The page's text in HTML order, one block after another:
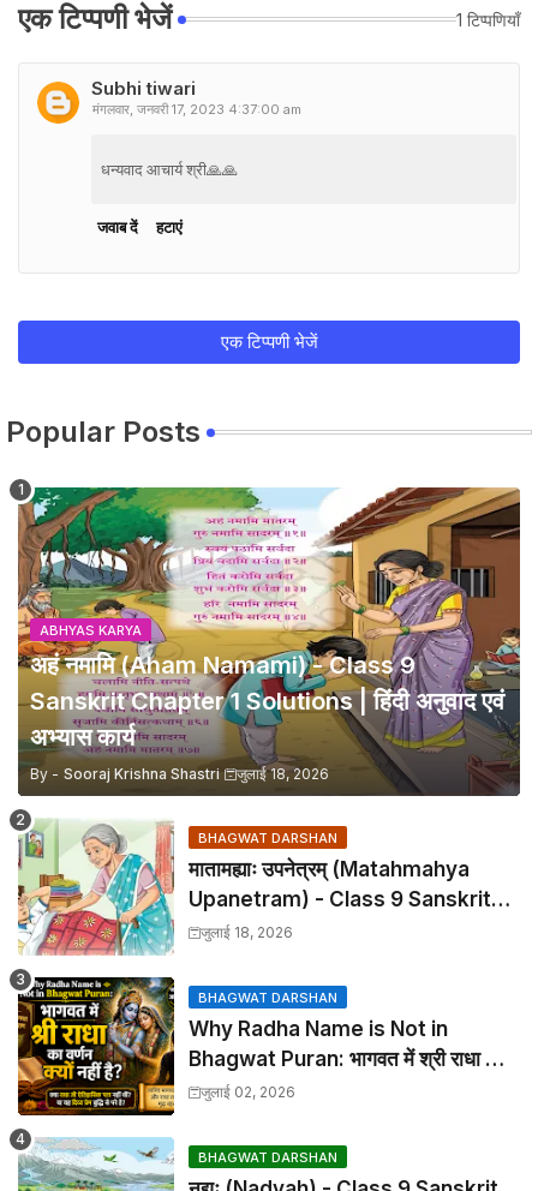
एक टिप्पणी भेजें 1 टिप्पणियाँ
Subhi tiwari
मंगलवार, जनवरी 17, 2023 4:37:00 am
धन्यवाद आचार्य श्री🙏🙏
जवाब दें हटाएं
एक टिप्पणी भेजें
Popular Posts
ABHYAS KARYA
अहं नमामि (Aham Namami) - Class 9
Sanskrit Chapter 1 Solutions | हिंदी अनुवाद एवं
अभ्यास कार्य
By - Sooraj Krishna Shastri जुलाई 18, 2026
BHAGWAT DARSHAN
मातामह्याः उपनेत्रम् (Matahmahya
Upanetram) - Class 9 Sanskrit
Chapter 2 Translation &
जुलाई 18, 2026
BHAGWAT DARSHAN
Why Radha Name is Not in
Bhagwat Puran: भागवत में श्री राधा का
वर्णन क्यों नहीं है?
जुलाई 02, 2026
BHAGWAT DARSHAN